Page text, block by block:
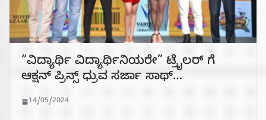
“ವಿದ್ಯಾರ್ಥಿ ವಿದ್ಯಾರ್ಥಿನಿಯರೇ” ಟ್ರೈಲರ್ ಗೆ
ಆಕ್ಷನ್ ಪ್ರಿನ್ಸ್ ಧ್ರುವ ಸರ್ಜಾ ಸಾಥ್…
14/05/2024